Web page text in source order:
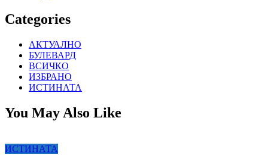
Categories
АКТУАЛНО
БУЛЕВАРД
ВСИЧКО
ИЗБРАНО
ИСТИНАТА
You May Also Like
ИСТИНАТА